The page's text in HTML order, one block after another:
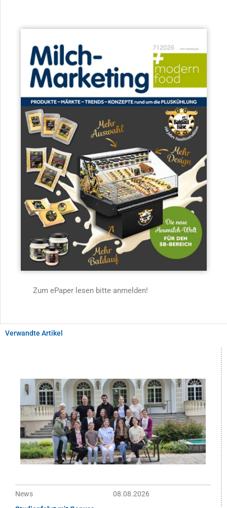
Zum ePaper lesen bitte anmelden!
Verwandte Artikel
News
08.08.2026